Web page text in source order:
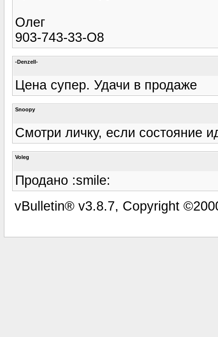
Олег
903-743-33-О8
-Denzell-
Цена супер. Удачи в продаже
Snoopy
Смотри личку, если состояние
Voleg
Продано :smile:
vBulletin® v3.8.7, Copyright